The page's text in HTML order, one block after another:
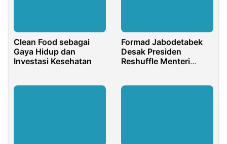
Clean Food sebagai
Gaya Hidup dan
Investasi Kesehatan
Formad Jabodetabek
Desak Presiden
Reshuffle Menteri